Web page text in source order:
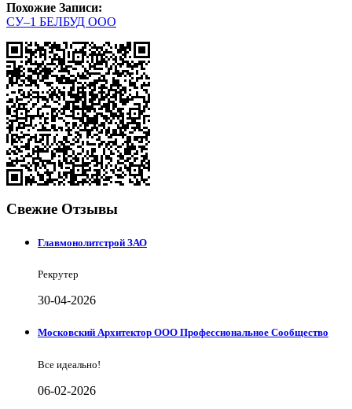
Похожие Записи:
СУ–1 БЕЛБУД ООО
Свежие Отзывы
Главмонолитстрой ЗАО
Рекрутер
30-04-2026
Московский Архитектор ООО Профессиональное Сообщество
Все идеально!
06-02-2026